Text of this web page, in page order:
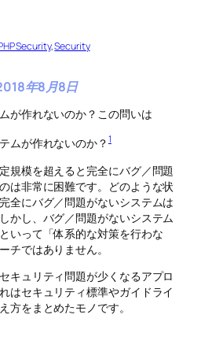
Security, Security
年8月8日
が作れないのか？この問いは
ムが作れないのか？1
規模を超えると完全にバグ／問題
は非常に困難です。どのような状
全にバグ／問題がないシステムは
かし、バグ／問題がないシステム
いって「体系的な対策を行わな
チではありません。
キュリティ問題が少くなるアプロ
はセキュリティ標準やガイドライ
方をまとめたモノです。